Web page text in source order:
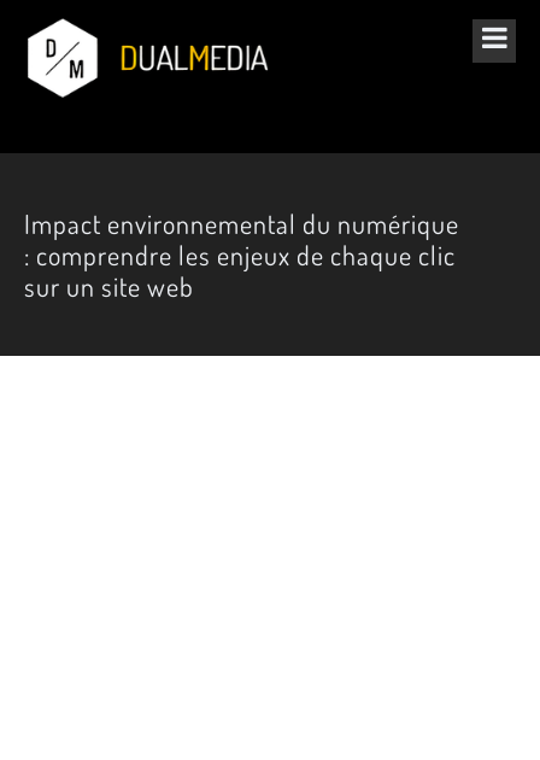
Impact environnemental du numérique
: comprendre les enjeux de chaque clic
sur un site web